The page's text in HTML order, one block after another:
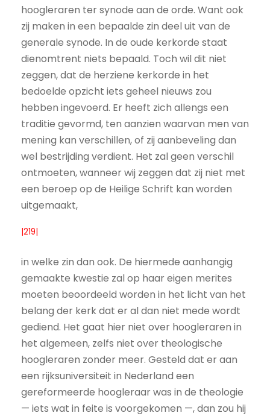
hoogleraren ter synode aan de orde. Want ook
zij maken in een bepaalde zin deel uit van de
generale synode. In de oude kerkorde staat
dienomtrent niets bepaald. Toch wil dit niet
zeggen, dat de herziene kerkorde in het
bedoelde opzicht iets geheel nieuws zou
hebben ingevoerd. Er heeft zich allengs een
traditie gevormd, ten aanzien waarvan men van
mening kan verschillen, of zij aanbeveling dan
wel bestrijding verdient. Het zal geen verschil
ontmoeten, wanneer wij zeggen dat zij niet met
een beroep op de Heilige Schrift kan worden
uitgemaakt,
|219|
in welke zin dan ook. De hiermede aanhangig
gemaakte kwestie zal op haar eigen merites
moeten beoordeeld worden in het licht van het
belang der kerk dat er al dan niet mede wordt
gediend. Het gaat hier niet over hoogleraren in
het algemeen, zelfs niet over theologische
hoogleraren zonder meer. Gesteld dat er aan
een rijksuniversiteit in Nederland een
gereformeerde hoogleraar was in de theologie
— iets wat in feite is voorgekomen —, dan zou hij